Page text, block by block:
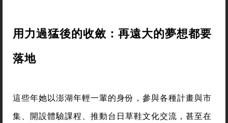
用力過猛後的收斂：再遠大的夢想都要
落地
這些年她以澎湖年輕一輩的身份，參與各種計畫與市
集、開設體驗課程、推動台日草鞋文化交流，甚至在